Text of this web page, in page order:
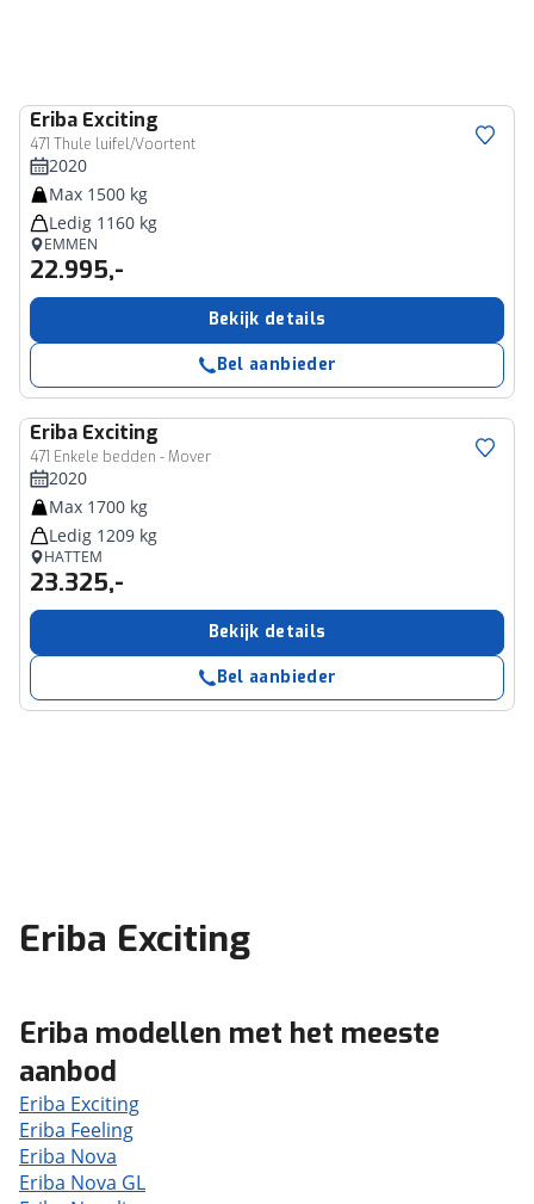
Eriba Exciting
471 Thule luifel/Voortent
2020
Max 1500 kg
Ledig 1160 kg
EMMEN
22.995,-
Bekijk details
Bel aanbieder
Eriba Exciting
471 Enkele bedden - Mover
2020
Max 1700 kg
Ledig 1209 kg
HATTEM
23.325,-
Bekijk details
Bel aanbieder
Eriba Exciting
Eriba modellen met het meeste
aanbod
Eriba Exciting
Eriba Feeling
Eriba Nova
Eriba Nova GL